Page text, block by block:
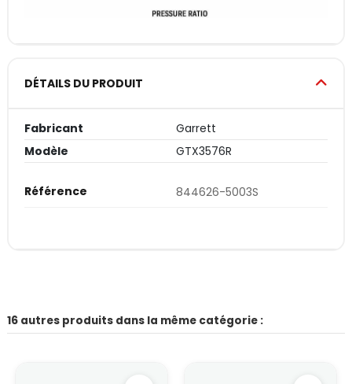
DÉTAILS DU PRODUIT
Fabricant
Garrett
Modèle
GTX3576R
Référence 844626-5003S
16 autres produits dans la même catégorie :